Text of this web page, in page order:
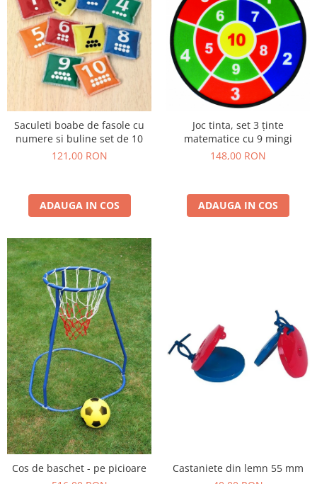
Saculeti boabe de fasole cu
numere si buline set de 10
121,00 RON
ADAUGA IN COS
Joc tinta, set 3 ținte
matematice cu 9 mingi
148,00 RON
ADAUGA IN COS
Cos de baschet - pe picioare
Castaniete din lemn 55 mm